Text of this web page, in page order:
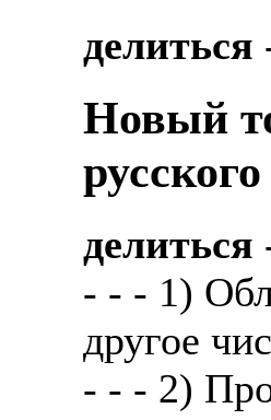
делиться
Новый
делиться
- - - 1)
другое
- - - 2)